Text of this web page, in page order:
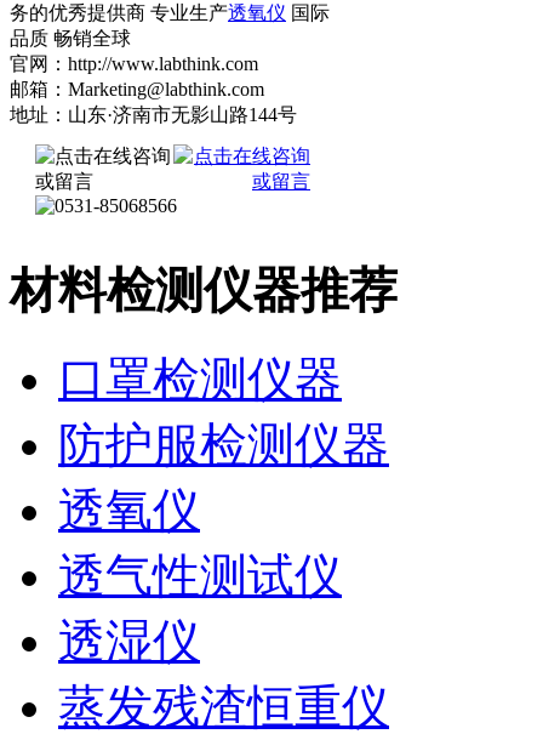
务的优秀提供商 专业生产透氧仪 国际
品质 畅销全球
官网：http://www.labthink.com
邮箱：Marketing@labthink.com
地址：山东·济南市无影山路144号
材料检测仪器推荐
口罩检测仪器
防护服检测仪器
透氧仪
透气性测试仪
透湿仪
蒸发残渣恒重仪